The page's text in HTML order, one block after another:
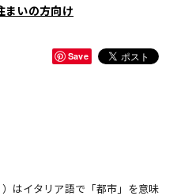
まいの方向け
Save
はイタリア語で「都市」を意味